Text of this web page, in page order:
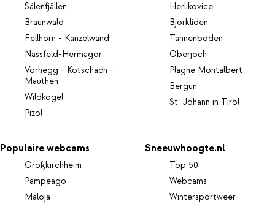
Sälenfjällen
Braunwald
Fellhorn - Kanzelwand
Nassfeld-Hermagor
Vorhegg - Kötschach -
Mauthen
Wildkogel
Pizol
Herlikovice
Björkliden
Tannenboden
Oberjoch
Plagne Montalbert
Bergün
St. Johann in Tirol
Populaire webcams
Großkirchheim
Pampeago
Maloja
Sneeuwhoogte.nl
Top 50
Webcams
Wintersportweer